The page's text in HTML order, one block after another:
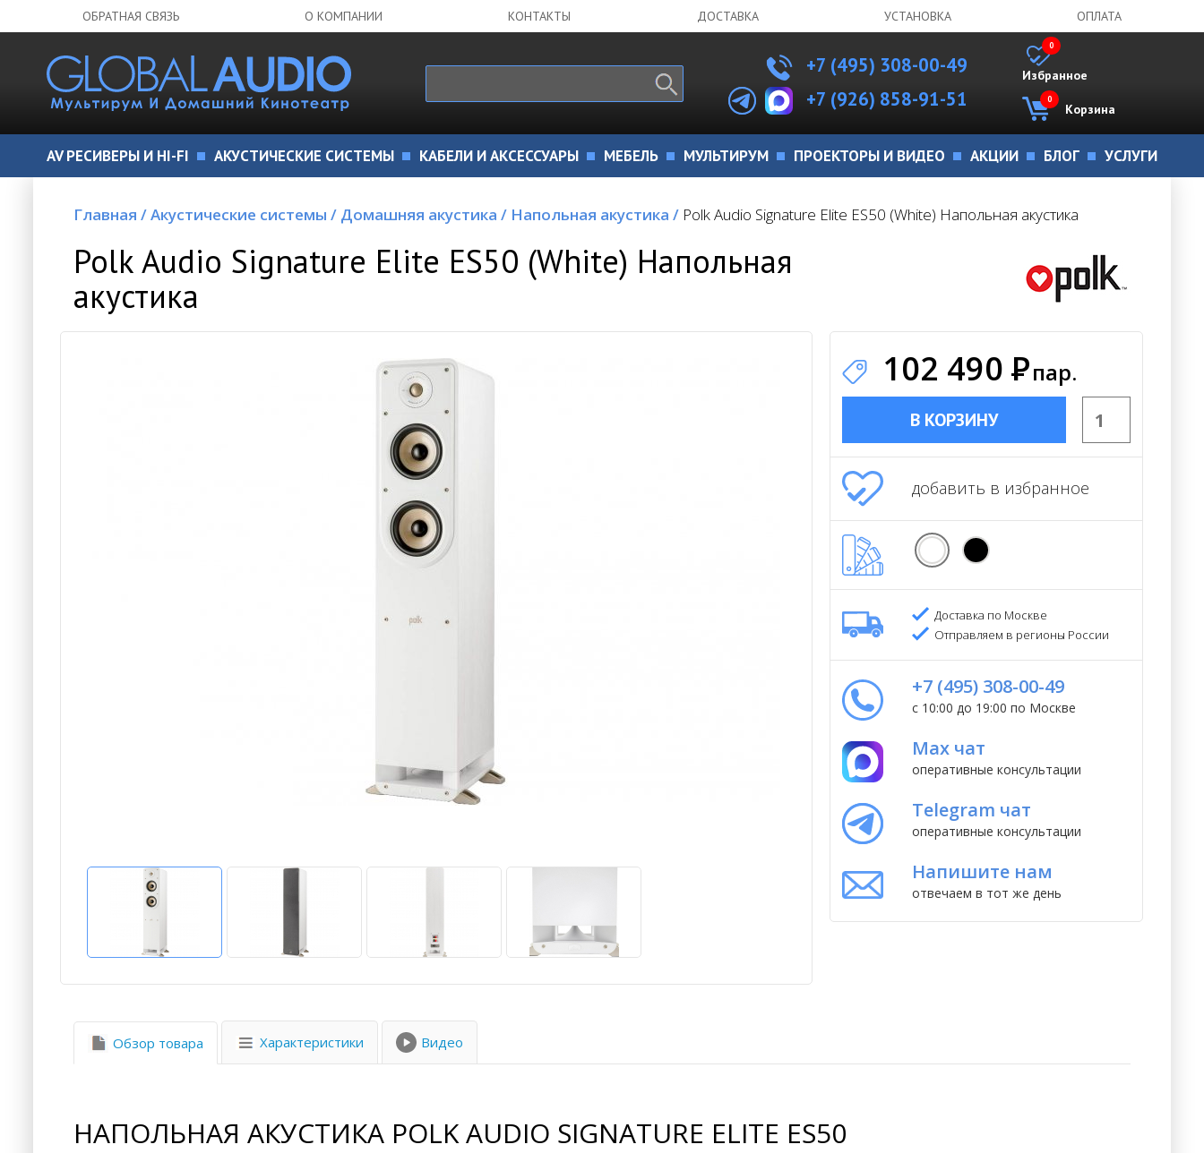
ОБРАТНАЯ СВЯЗЬ О КОМПАНИИ КОНТАКТЫ ДОСТАВКА УСТАНОВКА ОПЛАТА
+7 (495) 308-00-49
+7 (926) 858-91-51
Избранное
0
Корзина
0
AV РЕСИВЕРЫ И HI-FI АКУСТИЧЕСКИЕ СИСТЕМЫ КАБЕЛИ И АКСЕССУАРЫ МЕБЕЛЬ МУЛЬТИРУМ ПРОЕКТОРЫ И ВИДЕО АКЦИИ БЛОГ УСЛУГИ
Главная /Акустические системы / Домашняя акустика / Напольная акустика / Polk Audio Signature Elite ES50 (White) Напольная акустика
Polk Audio Signature Elite ES50 (White) Напольная
акустика
102 490 Рпар.
В КОРЗИНУ
добавить в избранное
Доставка по Москве
Отправляем в регионы России
+7 (495) 308-00-49
с 10:00 до 19:00 по Москве
Max чат
оперативные консультации
Telegram чат
оперативные консультации
Напишите нам
отвечаем в тот же день
Обзор товара Характеристики Видео
НАПОЛЬНАЯ АКУСТИКА POLK AUDIO SIGNATURE ELITE ES50